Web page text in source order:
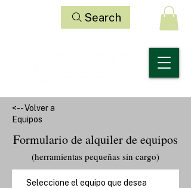
Search
<-- Volver a
Equipos
Formulario de alquiler de equipos
(herramientas pequeñas sin cargo)
Seleccione el equipo que desea